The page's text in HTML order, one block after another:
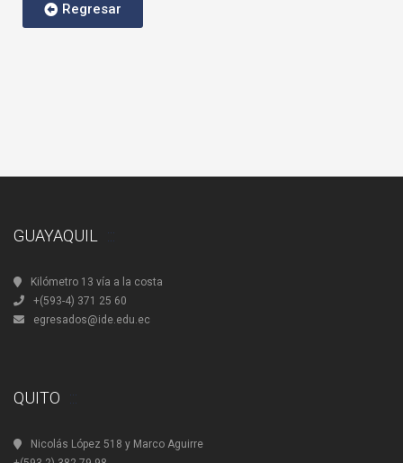
Regresar
GUAYAQUIL
Kilómetro 13 vía a la costa
+(593-4) 371 25 60
egresados@ide.edu.ec
QUITO
Nicolás López 518 y Marco Aguirre